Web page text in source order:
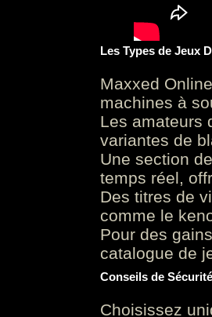
Les Types de Jeux
Maxxed
machines à
Les amateurs
variantes de
Une section
temps réel,
Des titres de
comme le
Pour des
catalogue de
Conseils de
Choisissez